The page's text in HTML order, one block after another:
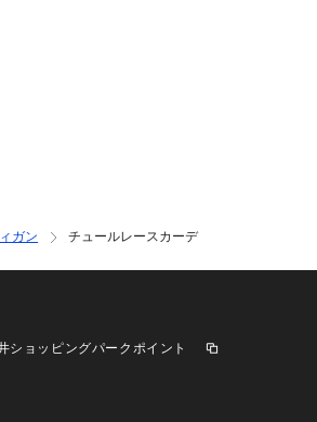
ガン チュールレースカーデ
ショッピングパークポイント